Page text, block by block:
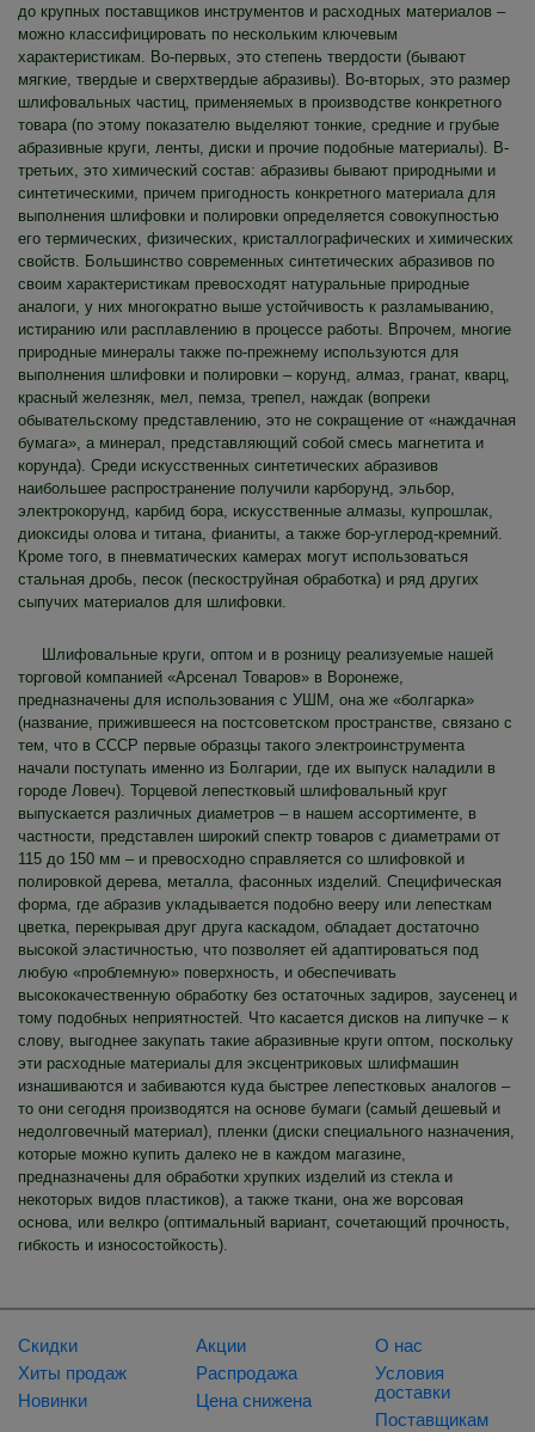
до крупных поставщиков инструментов и расходных материалов –
можно классифицировать по нескольким ключевым
характеристикам. Во-первых, это степень твердости (бывают
мягкие, твердые и сверхтвердые абразивы). Во-вторых, это размер
шлифовальных частиц, применяемых в производстве конкретного
товара (по этому показателю выделяют тонкие, средние и грубые
абразивные круги, ленты, диски и прочие подобные материалы). В-
третьих, это химический состав: абразивы бывают природными и
синтетическими, причем пригодность конкретного материала для
выполнения шлифовки и полировки определяется совокупностью
его термических, физических, кристаллографических и химических
свойств. Большинство современных синтетических абразивов по
своим характеристикам превосходят натуральные природные
аналоги, у них многократно выше устойчивость к разламыванию,
истиранию или расплавлению в процессе работы. Впрочем, многие
природные минералы также по-прежнему используются для
выполнения шлифовки и полировки – корунд, алмаз, гранат, кварц,
красный железняк, мел, пемза, трепел, наждак (вопреки
обывательскому представлению, это не сокращение от «наждачная
бумага», а минерал, представляющий собой смесь магнетита и
корунда). Среди искусственных синтетических абразивов
наибольшее распространение получили карборунд, эльбор,
электрокорунд, карбид бора, искусственные алмазы, купрошлак,
диоксиды олова и титана, фианиты, а также бор-углерод-кремний.
Кроме того, в пневматических камерах могут использоваться
стальная дробь, песок (пескоструйная обработка) и ряд других
сыпучих материалов для шлифовки.
Шлифовальные круги, оптом и в розницу реализуемые нашей
торговой компанией «Арсенал Товаров» в Воронеже,
предназначены для использования с УШМ, она же «болгарка»
(название, прижившееся на постсоветском пространстве, связано с
тем, что в СССР первые образцы такого электроинструмента
начали поступать именно из Болгарии, где их выпуск наладили в
городе Ловеч). Торцевой лепестковый шлифовальный круг
выпускается различных диаметров – в нашем ассортименте, в
частности, представлен широкий спектр товаров с диаметрами от
115 до 150 мм – и превосходно справляется со шлифовкой и
полировкой дерева, металла, фасонных изделий. Специфическая
форма, где абразив укладывается подобно вееру или лепесткам
цветка, перекрывая друг друга каскадом, обладает достаточно
высокой эластичностью, что позволяет ей адаптироваться под
любую «проблемную» поверхность, и обеспечивать
высококачественную обработку без остаточных задиров, заусенец и
тому подобных неприятностей. Что касается дисков на липучке – к
слову, выгоднее закупать такие абразивные круги оптом, поскольку
эти расходные материалы для эксцентриковых шлифмашин
изнашиваются и забиваются куда быстрее лепестковых аналогов –
то они сегодня производятся на основе бумаги (самый дешевый и
недолговечный материал), пленки (диски специального назначения,
которые можно купить далеко не в каждом магазине,
предназначены для обработки хрупких изделий из стекла и
некоторых видов пластиков), а также ткани, она же ворсовая
основа, или велкро (оптимальный вариант, сочетающий прочность,
гибкость и износостойкость).
Скидки
Хиты продаж
Новинки
Акции
Распродажа
Цена снижена
О нас
Условия
доставки
Поставщикам